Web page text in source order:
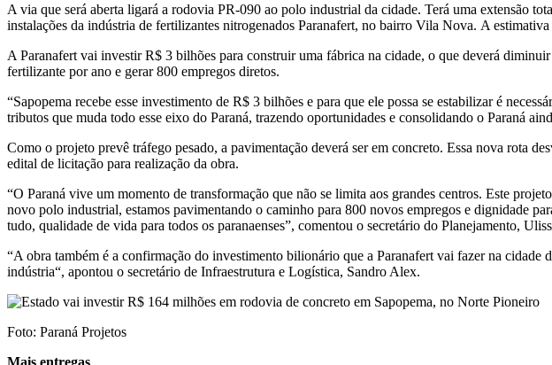
A via que será aberta ligará a rodovia PR-090 ao polo industrial da cidade. Terá uma extensão
instalações da indústria de fertilizantes nitrogenados Paranafert, no bairro Vila Nova. A
A Paranafert vai investir R$ 3 bilhões para construir uma fábrica na cidade, o que deverá
fertilizante por ano e gerar 800 empregos diretos.
“Sapopema recebe esse investimento de R$ 3 bilhões e para que ele possa se estabilizar é
tributos que muda todo esse eixo do Paraná, trazendo oportunidades e consolidando o Paraná
Como o projeto prevê tráfego pesado, a pavimentação deverá ser em concreto. Essa nova rota
edital de licitação para realização da obra.
“O Paraná vive um momento de transformação que não se limita aos grandes centros. Este
novo polo industrial, estamos pavimentando o caminho para 800 novos empregos e dignidade
tudo, qualidade de vida para todos os paranaenses”, comentou o secretário do Planejamento,
“A obra também é a confirmação do investimento bilionário que a Paranafert vai fazer na
indústria“, apontou o secretário de Infraestrutura e Logística, Sandro Alex.
Foto: Paraná Projetos
Mais entregas